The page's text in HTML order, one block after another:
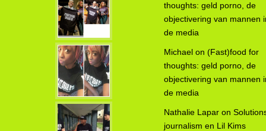
thoughts: geld porno, de
objectivering van mannen
de media
Michael on (Fast)food for
thoughts: geld porno, de
objectivering van mannen
de media
Nathalie Lapar on
journalism en Lil Kims